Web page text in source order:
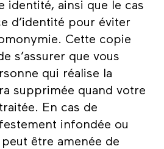
identité, ainsi que le cas
d’identité pour éviter
Cette copie
s’assurer que vous
qui réalise la
supprimée quand votre
En cas de
infondée ou
peut être amenée de